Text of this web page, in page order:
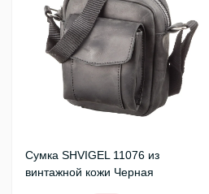
Сумка SHVIGEL 11076 из
винтажной кожи Черная